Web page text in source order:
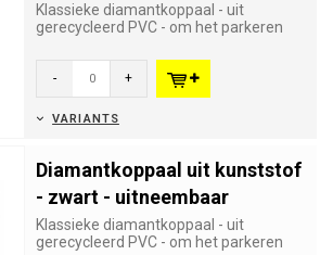
Klassieke diamantkoppaal - uit
gerecycleerd PVC - om het parkeren
- +
VARIANTS
Diamantkoppaal uit kunststof
- zwart - uitneembaar
Klassieke diamantkoppaal - uit
gerecycleerd PVC - om het parkeren